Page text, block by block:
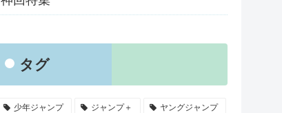
タグ
少年ジャンプ ジャンプ＋ ヤングジャンプ